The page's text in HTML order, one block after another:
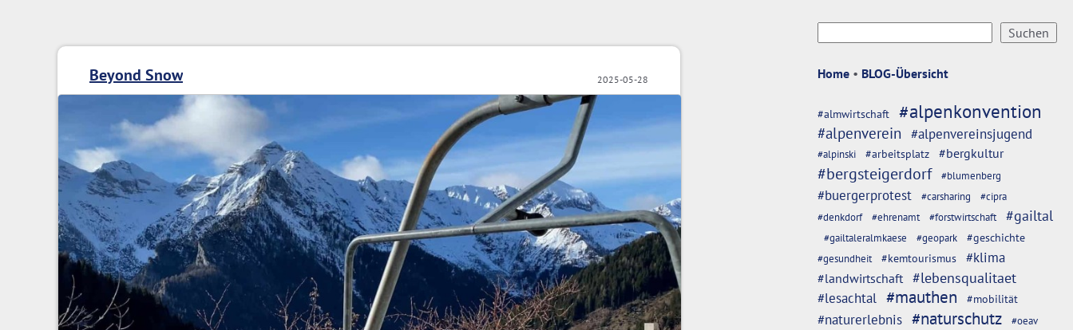
Home • BLOG-Übersicht
#almwirtschaft #alpenkonvention
#alpenverein #alpenvereinsjugend
#alpinski #arbeitsplatz #bergkultur
#bergsteigerdorf #blumenberg
#buergerprotest #carsharing
#cipra
#denkdorf
#ehrenamt #forstwirtschaft #gailtal
#gailtaleralmkaese #geopark #geschichte
#gesundheit #kemtourismus #klima
#landwirtschaft #lebensqualitaet
#lesachtal #mauthen #mobilität
#naturerlebnis #naturschutz #oeav
2025-05-28
Beyond Snow